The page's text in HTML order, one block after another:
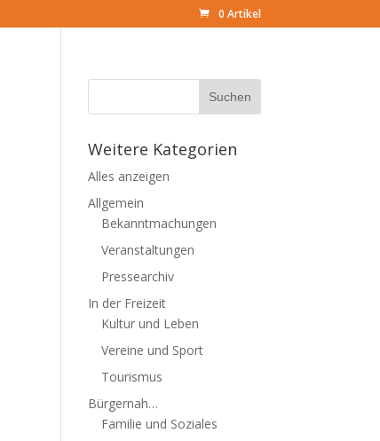
0 Artikel
Weitere Kategorien
Alles anzeigen
Allgemein
Bekanntmachungen
Veranstaltungen
Pressearchiv
In der Freizeit
Kultur und Leben
Vereine und Sport
Tourismus
Bürgernah…
Familie und Soziales